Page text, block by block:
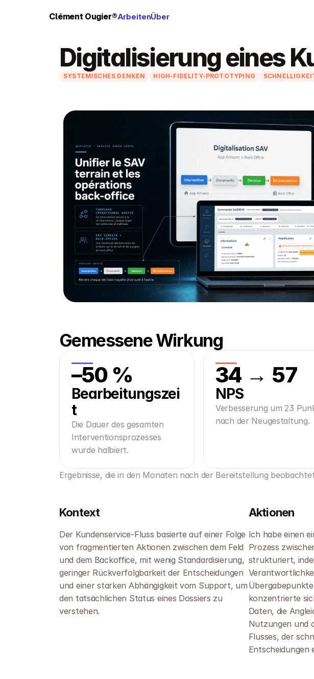
Clément Ougier®ArbeitenÜber
Digitalisierung eines
SYSTEMISCHES DENKEN HIGH-FIDELITY-PROTOTYPING
Gemessene Wirkung
–50 %
Bearbeitungszei
t
Die Dauer des gesamten
Interventionsprozesses
wurde halbiert.
34 → 57
NPS
Verbesserung um 23
nach der Neugestaltung.
Ergebnisse, die in den Monaten nach der Bereitstellung
Kontext
Der Kundenservice-Fluss basierte auf einer Folge
von fragmentierten Aktionen zwischen dem Feld
und dem Backoffice, mit wenig Standardisierung,
geringer Rückverfolgbarkeit der Entscheidungen
und einer starken Abhängigkeit vom Support, um
den tatsächlichen Status eines Dossiers zu
verstehen.
Aktionen
Ich habe einen
Prozess
strukturiert,
konzentrierte
Daten, die
Nutzungen und
Flusses, der
Entscheidungen